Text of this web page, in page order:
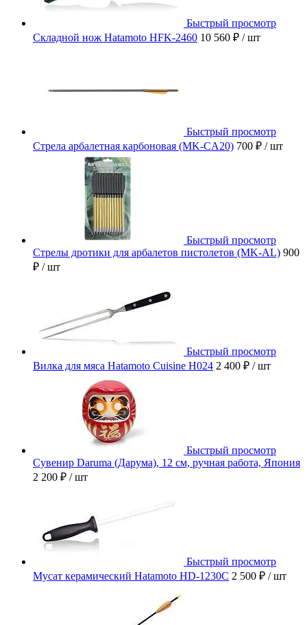
Быстрый просмотр
Складной нож Hatamoto HFK-2460 10 560 ₽ / шт
Быстрый просмотр
Стрела арбалетная карбоновая (MK-CA20) 700 ₽ / шт
Быстрый просмотр
Стрелы дротики для арбалетов пистолетов (MK-AL) 900
₽ / шт
Быстрый просмотр
Вилка для мяса Hatamoto Cuisine H024 2 400 ₽ / шт
Быстрый просмотр
Сувенир Daruma (Дарума), 12 см, ручная работа, Япония
2 200 ₽ / шт
Быстрый просмотр
Мусат керамический Hatamoto HD-1230C 2 500 ₽ / шт